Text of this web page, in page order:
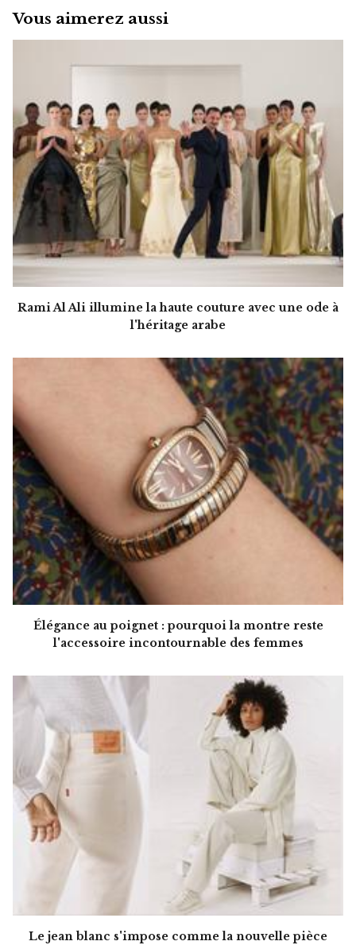
Vous aimerez aussi
Rami Al Ali illumine la haute couture avec une ode à
l'héritage arabe
Élégance au poignet : pourquoi la montre reste
l'accessoire incontournable des femmes
Le jean blanc s'impose comme la nouvelle pièce